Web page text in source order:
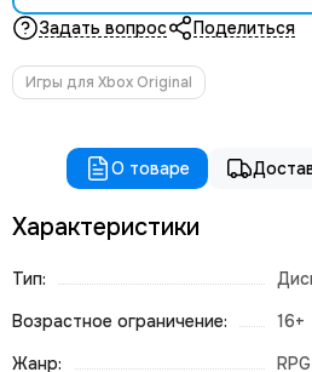
Задать вопрос Поделиться
Игры для Xbox Original
О товаре
Характеристики
Тип:
Возрастное ограничение:
16+
Жанр:
RPG